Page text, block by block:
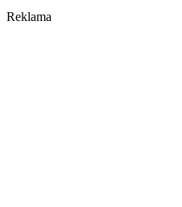
Reklama